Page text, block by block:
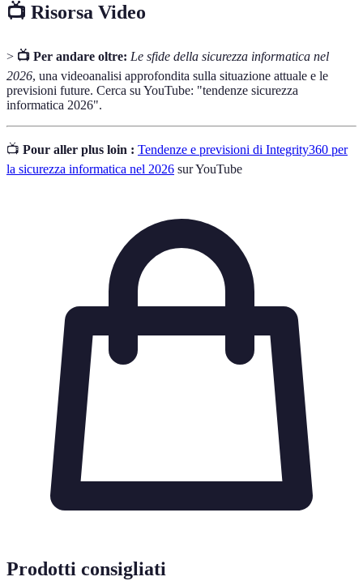
📺 Risorsa Video
> 📺 Per andare oltre: Le sfide della sicurezza informatica nel
2026, una videoanalisi approfondita sulla situazione attuale e le
previsioni future. Cerca su YouTube: "tendenze sicurezza
informatica 2026".
📺 Pour aller plus loin : Tendenze e previsioni di Integrity360 per
la sicurezza informatica nel 2026 sur YouTube
Prodotti consigliati